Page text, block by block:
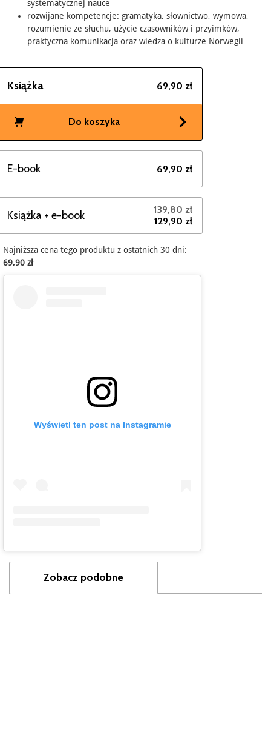
systematycznej nauce
rozwijane kompetencje: gramatyka, słownictwo, wymowa,
rozumienie ze słuchu, użycie czasowników i przyimków,
praktyczna komunikacja oraz wiedza o kulturze Norwegii
Książka 69,90 zł
Do koszyka
E-book 69,90 zł
Książka + e-book
139,80 zł
129,90 zł
Najniższa cena tego produktu z ostatnich 30 dni:
69,90 zł
Wyświetl ten post na Instagramie
Zobacz podobne